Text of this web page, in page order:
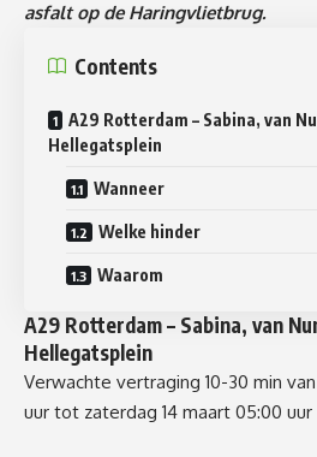
asfalt op de Haringvlietbrug.
Contents
A29 Rotterdam – Sabina, van
Hellegatsplein
Wanneer
Welke hinder
Waarom
A29 Rotterdam – Sabina, van
Hellegatsplein
Verwachte vertraging 10-30 min
uur tot zaterdag 14 maart 05:00 uur